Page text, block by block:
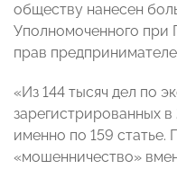
обществу нанесен
Уполномоченного при
прав
«Из 144 тысяч дел по
зарегистрированных
именно по 159 статье.
«мошенничество»